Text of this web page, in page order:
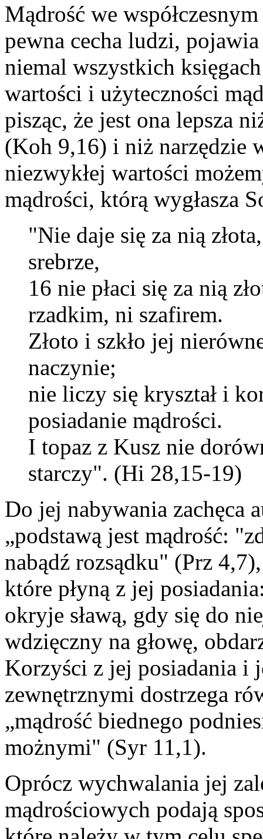
Mądrość we
pewna cecha ludzi,
niemal wszystkich
wartości i użyteczności
pisząc, że jest ona lepsza
(Koh 9,16) i niż narzędzie
niezwykłej wartości
mądrości, którą wygłasza
"Nie daje się za nią
srebrze,
16 nie płaci się za nią
rzadkim, ni szafirem.
Złoto i szkło jej
naczynie;
nie liczy się kryształ i
posiadanie mądrości.
I topaz z Kusz nie
starczy". (Hi 28,15-19)
Do jej nabywania zachęca
„podstawą jest mądrość:
nabądź rozsądku" (Prz
które płyną z jej
okryje sławą, gdy się do
wdzięczny na głowę,
Korzyści z jej posiadania i
zewnętrznymi dostrzega
„mądrość biednego
możnymi" (Syr 11,1).
Oprócz wychwalania jej
mądrościowych podają